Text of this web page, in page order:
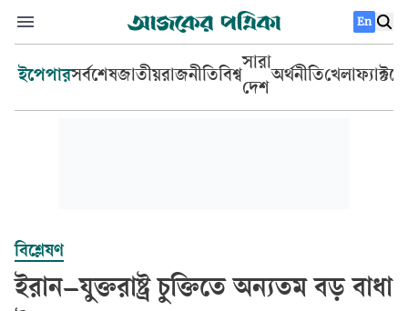
En
ইপেপারসর্বশেষজাতীয়রাজনীতিবিশ্ব
সারা
দেশ
অর্থনীতিখেলা
বিশ্লেষণ
ইরান–যুক্তরাষ্ট্র চুক্তিতে অন্যতম বড় বাধা